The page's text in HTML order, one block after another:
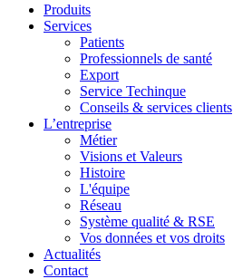
Produits
Services
Patients
Professionnels de santé
Export
Service Techinque
Conseils & services clients
L’entreprise
Métier
Visions et Valeurs
Histoire
L'équipe
Réseau
Système qualité & RSE
Vos données et vos droits
Actualités
Contact